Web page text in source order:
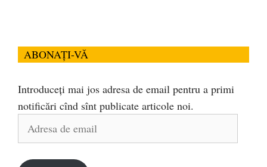
ABONAȚI-VĂ
Introduceți mai jos adresa de email pentru a primi
notificări cînd sînt publicate articole noi.